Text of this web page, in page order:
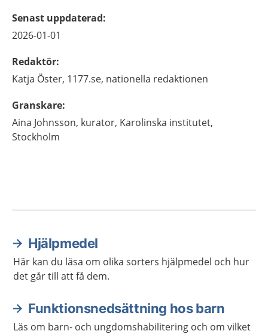
Senast uppdaterad:
2026-01-01
Redaktör:
Katja Öster, 1177.se, nationella redaktionen
Granskare:
Aina Johnsson, kurator, Karolinska institutet,
Stockholm
Aktuella artiklar
Hjälpmedel
Här kan du läsa om olika sorters hjälpmedel och hur
det går till att få dem.
Funktionsnedsättning hos barn
Läs om barn- och ungdomshabilitering och om vilket